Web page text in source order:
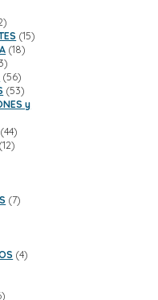
362
productos
1515
1818
13
productos
5656
productos
5353
productos
y
4444
productos
1212
77
44
6